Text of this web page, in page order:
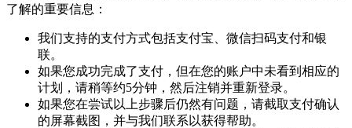
了解的重要信息：
我们支持的支付方式包括支付宝、微信扫码支付和银
联。
如果您成功完成了支付，但在您的账户中未看到相应的
计划，请稍等约5分钟，然后注销并重新登录。
如果您在尝试以上步骤后仍然有问题，请截取支付确认
的屏幕截图，并与我们联系以获得帮助。